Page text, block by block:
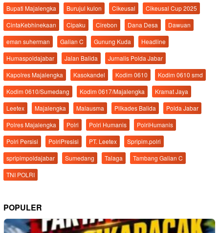
Bupati Majalengka
Burujul kulon Cikeusal
Cikeusal Cup 2025
CintaKebhinekaan
Cipaku Cirebon Dana Desa
Dawuan
eman suherman
Galian C Gunung Kuda
Headline
Humaspoldajabar
Jalan Balida
Jurnalis Polda Jabar
Kapolres Majalengka
Kasokandel Kodim 0610
Kodim 0610 smd
Kodim 0610/Sumedang
Kodim 0617/Majalengka
Kramat Jaya
Leetex
Majalengka Malausma Pilkades Balida
Polda Jabar
Polres Majalengka
Polri Polri Humanis
PolriHumanis
Polri Persisi
PolriPresisi PT. Leetex
Spripim.polri
spripimpoldajabar
Sumedang Talaga
Tambang Galian C
TNI POLRI
POPULER